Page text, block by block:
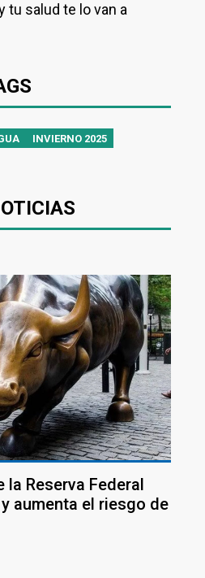
tu salud te lo van a
INVIERNO 2025
Reserva Federal
aumenta el riesgo de